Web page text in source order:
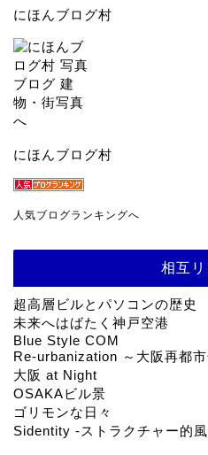
にほんブログ村
にほんブログ村
人気ブログランキングへ
相互
超高層ビルとパソコンの歴史
未来へはばたく神戸空港
Blue Style COM
Re-urbanization ～大阪再都市
大阪 at Night
OSAKAビル景
ゴリモンな日々
Sidentity -ストラクチャー的